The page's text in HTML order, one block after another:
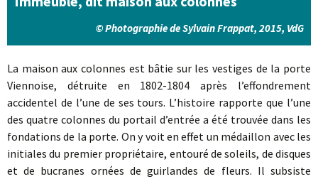
© Photographie de Sylvain Frappat, 2015, VdG
La maison aux colonnes est bâtie sur les vestiges de la porte
Viennoise, détruite en 1802-1804 après l’effondrement
accidentel de l’une de ses tours. L’histoire rapporte que l’une
des quatre colonnes du portail d’entrée a été trouvée dans les
fondations de la porte. On y voit en effet un médaillon avec les
initiales du premier propriétaire, entouré de soleils, de disques
et de bucranes ornées de guirlandes de fleurs. Il subsiste